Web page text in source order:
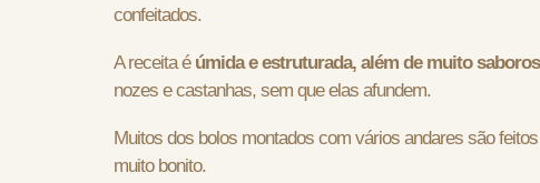
confeitados.
A receita é úmida e estruturada, além de muito
nozes e castanhas, sem que elas afundem.
Muitos dos bolos montados com vários andares são
muito bonito.